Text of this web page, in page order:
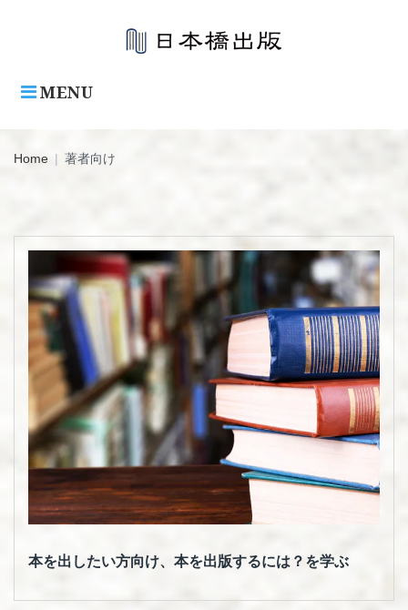
MENU
Home | 著者向け
テ
ゴ
リ
ー:
著
者
向
け
本を出したい方向け、本を出版するには？を学ぶ